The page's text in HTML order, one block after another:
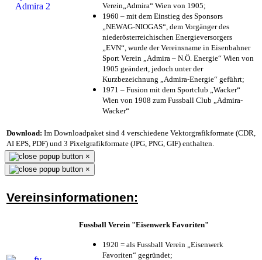
Verein„Admira“ Wien von 1905;
1960 – mit dem Einstieg des Sponsors
„NEWAG-NIOGAS“, dem Vorgänger des
niederösterreichischen Energieversorgers
„EVN“, wurde der Vereinsname in Eisenbahner
Sport Verein „Admira – N.Ö. Energie“ Wien von
1905 geändert, jedoch unter der
Kurzbezeichnung „Admira-Energie“ geführt;
1971 – Fusion mit dem Sportclub „Wacker“
Wien von 1908 zum Fussball Club „Admira-
Wacker“
Download: Im Downloadpaket sind 4 verschiedene Vektorgrafikformate (CDR,
AI EPS, PDF) und 3 Pixelgrafikformate (JPG, PNG, GIF) enthalten.
×
×
Vereinsinformationen:
Fussball Verein "Eisenwerk Favoriten"
1920 = als Fussball Verein „Eisenwerk
Favoriten“ gegründet;